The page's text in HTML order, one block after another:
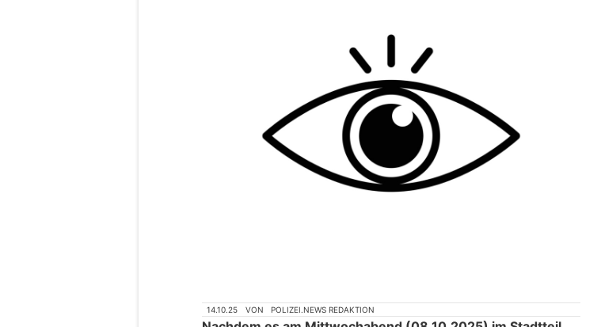
14.10.25 VON POLIZEI.NEWS REDAKTION